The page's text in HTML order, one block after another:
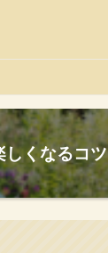
しくなるコツ